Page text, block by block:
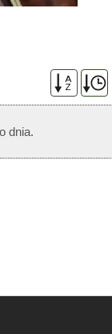
A
Z
dnia.